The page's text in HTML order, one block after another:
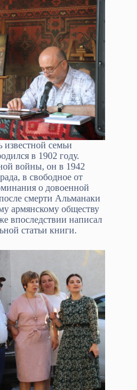
известной семьи
в 1902 году.
войны, он в 1942
в свободное от
о довоенной
смерти Альманаки
армянскому обществу
впоследствии написал
статьи книги.